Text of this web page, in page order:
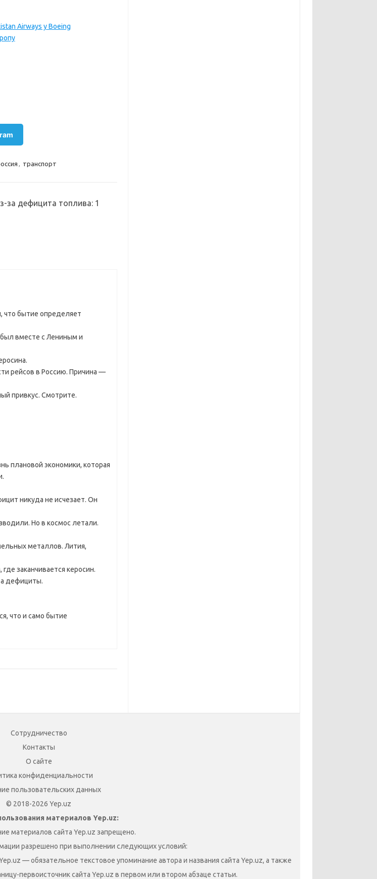
Airways у Boeing
, транспорт
за дефицита топлива: 1
что бытие определяет
вместе с Лениным и
рейсов в Россию. Причина —
привкус. Смотрите.
плановой экономики, которая
никуда не исчезает. Он
Но в космос летали.
металлов. Лития,
заканчивается керосин.
дефициты.
что и само бытие
Сотрудничество
Контакты
О сайте
конфиденциальности
пользовательских данных
© 2018-2026 Yep.uz
материалов Yep.uz:
материалов сайта Yep.uz запрещено.
разрешено при выполнении следующих условий:
— обязательное текстовое упоминание автора и названия сайта Yep.uz, а также
первоисточник сайта Yep.uz в первом или втором абзаце статьи.